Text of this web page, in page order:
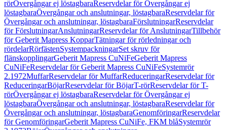
rörÖvergångar ej löstagbaraReservdelar för Övergångar ej
löstagbaraÖvergångar och anslutningar, löstagbaraReservdelar för
Övergångar och anslutningar, löstagbaraFörslutningarReservdelar
för FörslutningarAnslutningarReservdelar för AnslutningarTillbehör
för Geberit Mapress KopparTätningar för rörledningar och
rördelarRörfästenSystempackningarSet skruv för
flänskopplingarGeberit Mapress CuNiFeGeberit Mapress
CuNiFeReservdelar för Geberit Mapress CuNiFeSystemrör
2.1972MuffarReservdelar för MuffarReduceringarReservdelar för
ReduceringarBöjarReservdelar för BöjarT-rörReservdelar för T-
rörÖvergångar ej löstagbaraReservdelar för Övergångar ej
löstagbaraÖvergångar och anslutningar, löstagbaraReservdelar för
Övergångar och anslutningar, löstagbaraGenomföringarReservdelar
för GenomföringarGeberit Mapress CuNiFe, FKM blåSystemrör